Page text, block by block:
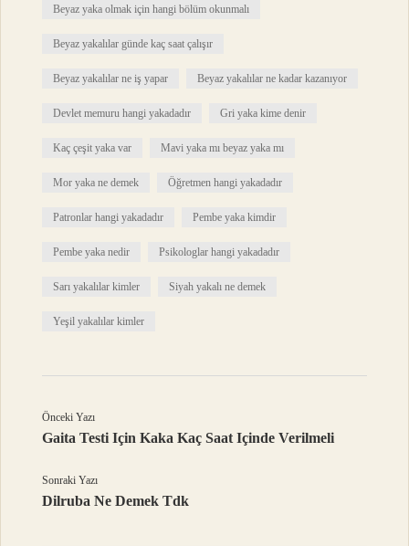
Beyaz yaka olmak için hangi bölüm okunmalı
Beyaz yakalılar günde kaç saat çalışır
Beyaz yakalılar ne iş yapar Beyaz yakalılar ne kadar kazanıyor
Devlet memuru hangi yakadadır Gri yaka kime denir
Kaç çeşit yaka var Mavi yaka mı beyaz yaka mı
Mor yaka ne demek Öğretmen hangi yakadadır
Patronlar hangi yakadadır Pembe yaka kimdir
Pembe yaka nedir Psikologlar hangi yakadadır
Sarı yakalılar kimler Siyah yakalı ne demek
Yeşil yakalılar kimler
Önceki Yazı
Gaita Testi Için Kaka Kaç Saat Içinde Verilmeli
Sonraki Yazı
Dilruba Ne Demek Tdk